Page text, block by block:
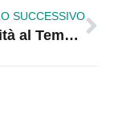
SUCCESSIVO
Ingenuità al Tempo del Coronavirus di Domenico Mazzullo